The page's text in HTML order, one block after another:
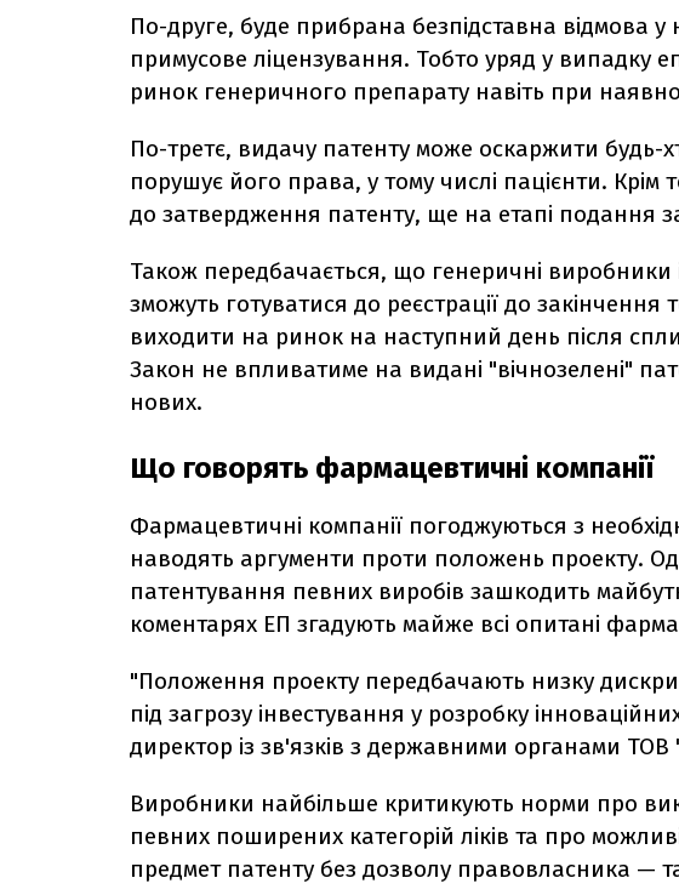
По-друге, буде прибрана безпідставна відмова у
примусове ліцензування. Тобто уряд у випадку
ринок генеричного препарату навіть при
По-третє, видачу патенту може оскаржити
порушує його права, у тому числі пацієнти.
до затвердження патенту, ще на етапі подання
Також передбачається, що генеричні виробники
зможуть готуватися до реєстрації до закінчення
виходити на ринок на наступний день після
Закон не впливатиме на видані "вічнозелені"
нових.
Що говорять фармацевтичні компанії
Фармацевтичні компанії погоджуються з
наводять аргументи проти положень проекту.
патентування певних виробів зашкодить
коментарях ЕП згадують майже всі опитані
"Положення проекту передбачають низку
під загрозу інвестування у розробку
директор із зв'язків з державними органами
Виробники найбільше критикують норми про
певних поширених категорій ліків та про
предмет патенту без дозволу правовласника —